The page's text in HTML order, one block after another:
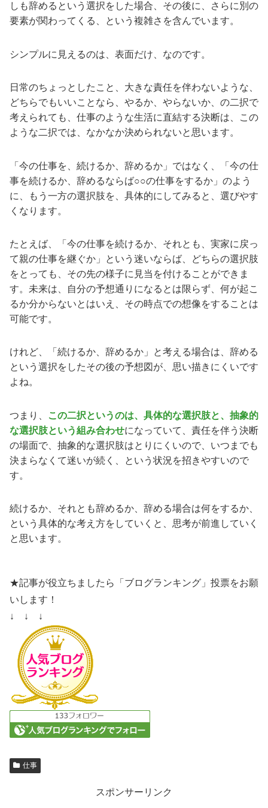
しも辞めるという選択をした場合、その後に、さらに別の
要素が関わってくる、という複雑さを含んでいます。
シンプルに見えるのは、表面だけ、なのです。
日常のちょっとしたこと、大きな責任を伴わないような、
どちらでもいいことなら、やるか、やらないか、の二択で
考えられても、仕事のような生活に直結する決断は、この
ような二択では、なかなか決められないと思います。
「今の仕事を、続けるか、辞めるか」ではなく、「今の仕
事を続けるか、辞めるならば○○の仕事をするか」のよう
に、もう一方の選択肢を、具体的にしてみると、選びやす
くなります。
たとえば、「今の仕事を続けるか、それとも、実家に戻っ
て親の仕事を継ぐか」という迷いならば、どちらの選択肢
をとっても、その先の様子に見当を付けることができま
す。未来は、自分の予想通りになるとは限らず、何が起こ
るか分からないとはいえ、その時点での想像をすることは
可能です。
けれど、「続けるか、辞めるか」と考える場合は、辞める
という選択をしたその後の予想図が、思い描きにくいです
よね。
つまり、
この二択というのは、具体的な選択肢と、抽象的
な選択肢という組み合わせになっていて、責任を伴う決断
の場面で、抽象的な選択肢はとりにくいので、いつまでも
決まらなくて迷いが続く、という状況を招きやすいので
す。
続けるか、それとも辞めるか、辞める場合は何をするか、
という具体的な考え方をしていくと、思考が前進していく
と思います。
★記事が役立ちましたら「ブログランキング」投票をお願
いします！
↓ ↓ ↓
仕事
スポンサーリンク